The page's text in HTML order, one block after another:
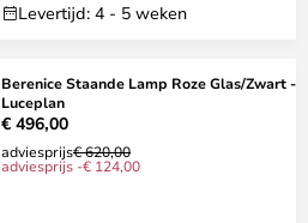
Levertijd: 4 - 5 weken
Berenice Staande Lamp Roze Glas/Zwart -
Luceplan
€ 496,00
adviesprijs€ 620,00
adviesprijs -€ 124,00